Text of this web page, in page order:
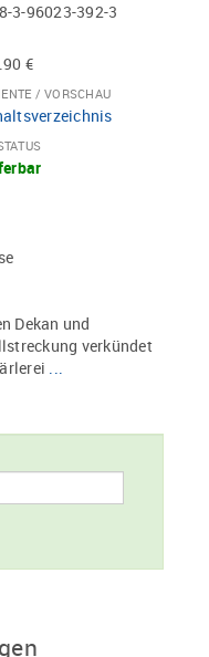
3-96023-392-3
€
/ VORSCHAU
Dekan und
verkündet
...